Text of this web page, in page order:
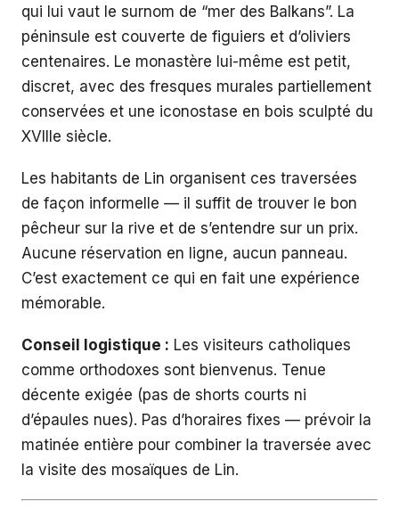
qui lui vaut le surnom de “mer des Balkans”. La
péninsule est couverte de figuiers et d’oliviers
centenaires. Le monastère lui-même est petit,
discret, avec des fresques murales partiellement
conservées et une iconostase en bois sculpté du
XVIIIe siècle.
Les habitants de Lin organisent ces traversées
de façon informelle — il suffit de trouver le bon
pêcheur sur la rive et de s’entendre sur un prix.
Aucune réservation en ligne, aucun panneau.
C’est exactement ce qui en fait une expérience
mémorable.
Conseil logistique : Les visiteurs catholiques
comme orthodoxes sont bienvenus. Tenue
décente exigée (pas de shorts courts ni
d’épaules nues). Pas d’horaires fixes — prévoir la
matinée entière pour combiner la traversée avec
la visite des mosaïques de Lin.